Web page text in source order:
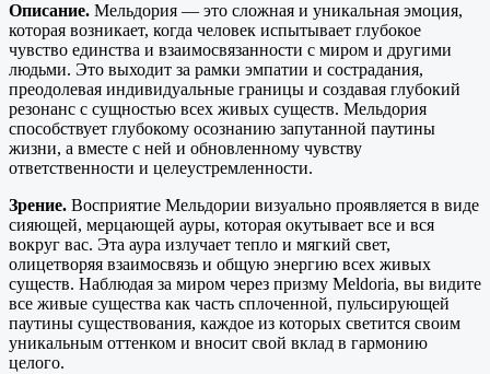
Описание. Мельдория — это сложная и уникальная эмоция,
которая возникает, когда человек испытывает глубокое
чувство единства и взаимосвязанности с миром и другими
людьми. Это выходит за рамки эмпатии и сострадания,
преодолевая индивидуальные границы и создавая глубокий
резонанс с сущностью всех живых существ. Мельдория
способствует глубокому осознанию запутанной паутины
жизни, а вместе с ней и обновленному чувству
ответственности и целеустремленности.
Зрение. Восприятие Мельдории визуально проявляется в виде
сияющей, мерцающей ауры, которая окутывает все и вся
вокруг вас. Эта аура излучает тепло и мягкий свет,
олицетворяя взаимосвязь и общую энергию всех живых
существ. Наблюдая за миром через призму Meldoria, вы видите
все живые существа как часть сплоченной, пульсирующей
паутины существования, каждое из которых светится своим
уникальным оттенком и вносит свой вклад в гармонию
целого.